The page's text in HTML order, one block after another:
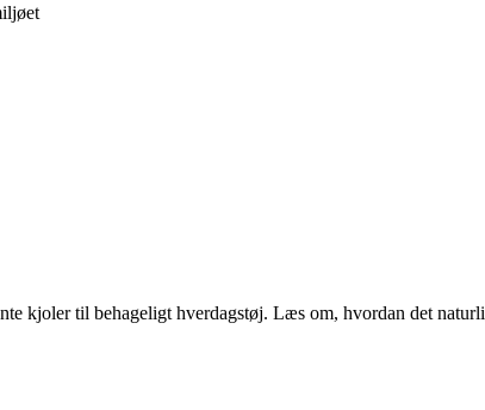
kjoler til behageligt hverdagstøj. Læs om, hvordan det